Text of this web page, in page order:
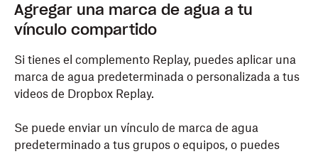
Agregar una marca de agua a tu
vínculo compartido
Si tienes el complemento Replay, puedes aplicar una
marca de agua predeterminada o personalizada a tus
videos de Dropbox Replay.
Se puede enviar un vínculo de marca de agua
predeterminado a tus grupos o equipos, o puedes